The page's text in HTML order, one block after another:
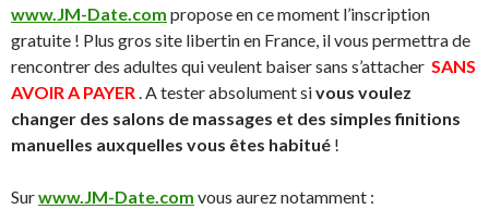
www.JM-Date.com propose en ce moment l’inscription
gratuite ! Plus gros site libertin en France, il vous permettra de
rencontrer des adultes qui veulent baiser sans s’attacher SANS
AVOIR A PAYER. A tester absolument sivous voulez
changer des salons de massages et des simples finitions
manuelles auxquelles vous êtes habitué !
Surwww.JM-Date.com vous aurez notamment :